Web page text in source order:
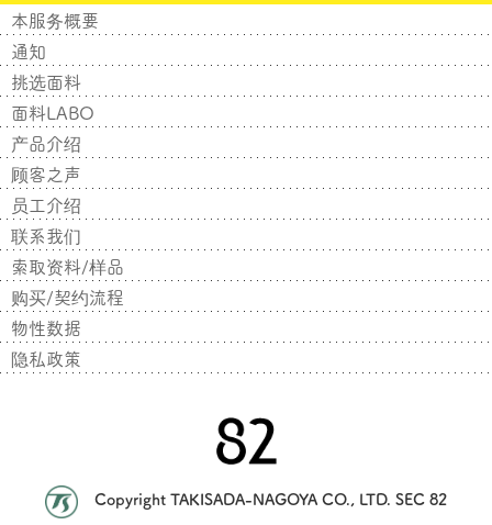
本服务概要
通知
挑选面料
面料LABO
产品介绍
顾客之声
员工介绍
联系我们
索取资料/样品
购买/契约流程
物性数据
隐私政策
Copyright TAKISADA-NAGOYA CO., LTD. SEC 82